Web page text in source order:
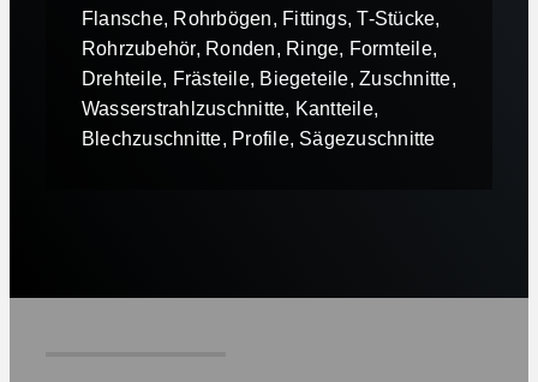
Flansche, Rohrbögen, Fittings, T-Stücke,
Rohrzubehör, Ronden, Ringe, Formteile,
Drehteile, Frästeile, Biegeteile, Zuschnitte,
Wasserstrahlzuschnitte, Kantteile,
Blechzuschnitte, Profile, Sägezuschnitte